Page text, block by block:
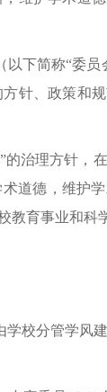
下简称“委
针、政策和
治理方针，
道德，维护
育事业和科
学校分管学风